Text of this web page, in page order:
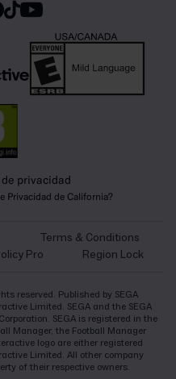
privacidad
Privacidad de California?
Terms & Conditions
Pro Region Lock
reserved. Published by SEGA
Limited. SEGA and the SEGA
SEGA is registered in the
Manager, the Football Manager
logo are either registered
Limited. All other company
of their respective owners.